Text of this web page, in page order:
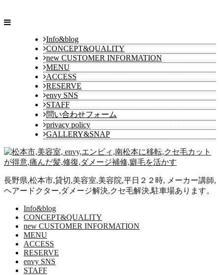
Info&blog
CONCEPT&QUALITY
new CUSTOMER INFORMATION
MENU
ACCESS
RESERVE
envy SNS
STAFF
問い合わせフォーム
privacy policy
GALLERY&SNAP
長野県,松本市,貸切,美容室,美容院,平日２２時, メーカー講師,
ヘアードクター,ダメージ解決,クセ毛解決,駐車場あります。
Info&blog
CONCEPT&QUALITY
new CUSTOMER INFORMATION
MENU
ACCESS
RESERVE
envy SNS
STAFF